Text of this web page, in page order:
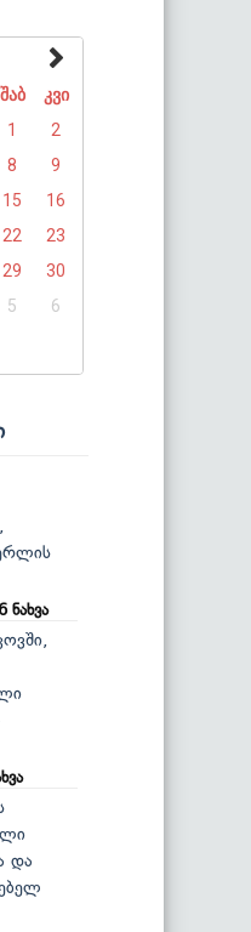
შაბ
კვი
1
2
8
9
15
16
22
23
29
30
5 6
ნახვა
და